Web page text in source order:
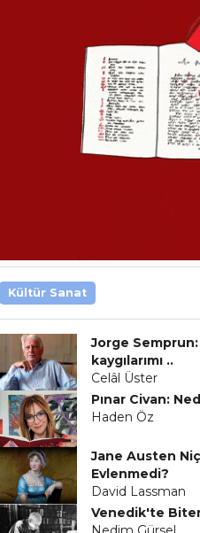
Kültür Sanat
Jorge
kaygılarımı ..
Celâl Üster
Pınar Civan:
Haden Öz
Jane Austen
Evlenmedi?
David Lassman
Venedik'te